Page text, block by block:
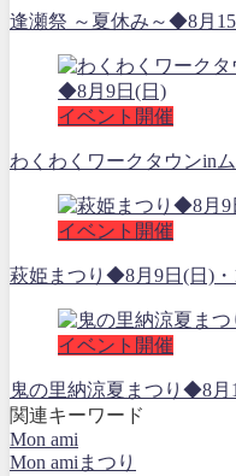
逢瀬祭 ～夏休み～◆8月
イベント開催
わくわくワークタウンin
イベント開催
萩姫まつり◆8月9日(日)・
イベント開催
鬼の里納涼夏まつり◆8月
関連キーワード
Mon ami
Mon amiまつり